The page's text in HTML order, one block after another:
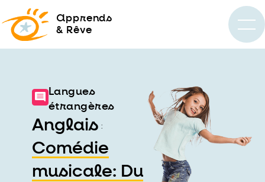
apprends
& Rêve
Langues
étrangères
Anglais :
Comédie
musicale: Du